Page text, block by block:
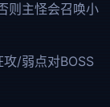
则主怪会召唤小
/弱点对BOSS